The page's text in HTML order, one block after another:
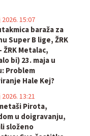
baraža za
Super B lige, ŽRK
ŽRK Metalac,
bi) 23. maja u
Problem
Hale Kej?
15:07
Pirota,
u doigravanju,
složeno
13:21